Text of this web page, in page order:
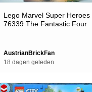
Lego Marvel Super Heroes
76339 The Fantastic Four
AustrianBrickFan
18 dagen geleden